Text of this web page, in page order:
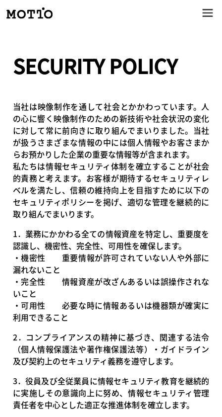
SECURITY POLICY
当社は映像制作を通して社会とかかわっています。人
の心に響く映像制作のための新技術や社会状況の変化
に対して常に前向きに取り組んでまいりました。当社
が扱うさまざまな情報の中には個人情報やお客さまか
らお預かりした企業の重要な情報等が含まれます。
私たちは情報セキュリティ体制を確立することが社会
的責務と考えます。お客様が期待するセキュリティレ
ベルを満たし、信頼の維持向上を目指すために以下の
セキュリティポリシーを掲げ、適切な管理を継続的に
取り組んでまいります。
1．業務にかかわる全ての情報資産を特定し、重要度を
認識し、機密性、完全性、可用性を確保します。
・機密性 重要情報が許可されていない人や外部に
漏れないこと
・完全性 情報資産が改ざんあるいは誤操作されな
いこと
・可用性 必要な時に情報あるいは機器類が確実に
利用できること
2．コンプライアンスの精神に基づき、関連する法令
（個人情報保護法や著作権保護法等）・ガイドライン
及び契約上のセキュリティ義務を遵守します。
3．役員及び全従業員に情報セキュリティ教育を継続的
に実施しその意識向上に努め、情報セキュリティ管理
責任者を中心とした適正な推進体制を確立します。